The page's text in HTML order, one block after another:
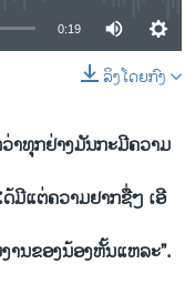
0:19
ລິງໂດຍກົງ
າທຸກຢ່າງມັນກະມີຄວາມ
ມີແຕ່ຄວາມຢາກຊື່ໆ ເອີ
ານຂອງນ້ອງຫັ້ນແຫລະ”.